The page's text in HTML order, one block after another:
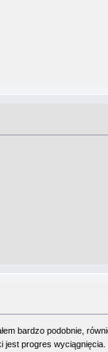
bardzo podobnie,
jest progres wyciągnięcia.